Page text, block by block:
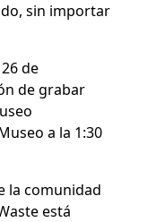
sin importar
26 de
de grabar
a la 1:30
la comunidad
está